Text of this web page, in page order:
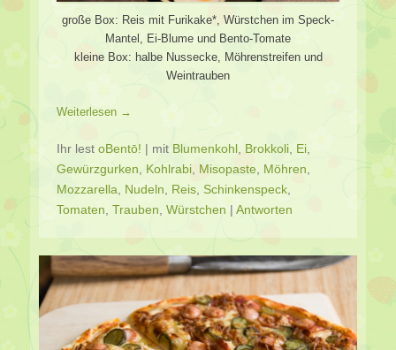
große Box: Reis mit Furikake*, Würstchen im Speck-
Mantel, Ei-Blume und Bento-Tomate
kleine Box: halbe Nussecke, Möhrenstreifen und
Weintrauben
Weiterlesen →
Ihr lest oBentō! | mit Blumenkohl Brokkoli Ei
Gewürzgurken
Kohlrabi Misopaste Möhren
Mozzarella
Nudeln Reis Schinkenspeck
Tomaten Trauben Würstchen | Antworten